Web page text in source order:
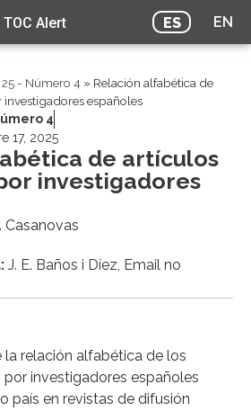
ES EN
TOC Alert
- Número 4 » Relación alfabética de
españoles
4
17, 2025
de artículos
investigadores
Casanovas
J. E. Baños i Díez, Email no
la relación alfabética de los
investigadores españoles
país en revistas de difusión